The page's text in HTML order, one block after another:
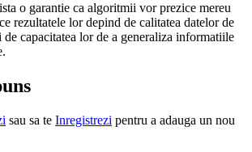
o garantie ca algoritmii vor prezice mereu
rezultatele lor depind de calitatea datelor de
de capacitatea lor de a generaliza informatiile
sau sa te Inregistrezi pentru a adauga un nou